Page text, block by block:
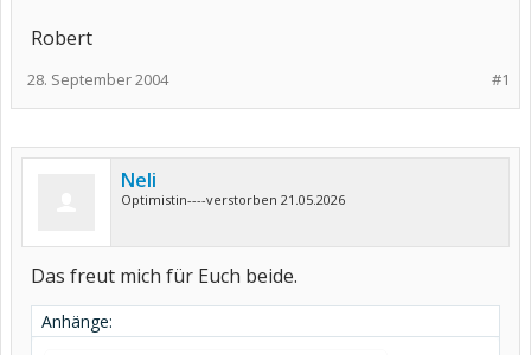
Robert
#1
28. September 2004
Neli
Optimistin----verstorben 21.05.2026
Das freut mich für Euch beide.
Anhänge: